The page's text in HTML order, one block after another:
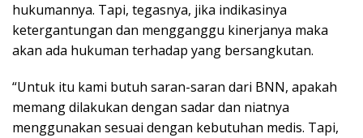
hukumannya. Tapi, tegasnya, jika indikasinya
ketergantungan dan mengganggu kinerjanya maka
akan ada hukuman terhadap yang bersangkutan.
“Untuk itu kami butuh saran-saran dari BNN, apakah
memang dilakukan dengan sadar dan niatnya
menggunakan sesuai dengan kebutuhan medis. Tapi,